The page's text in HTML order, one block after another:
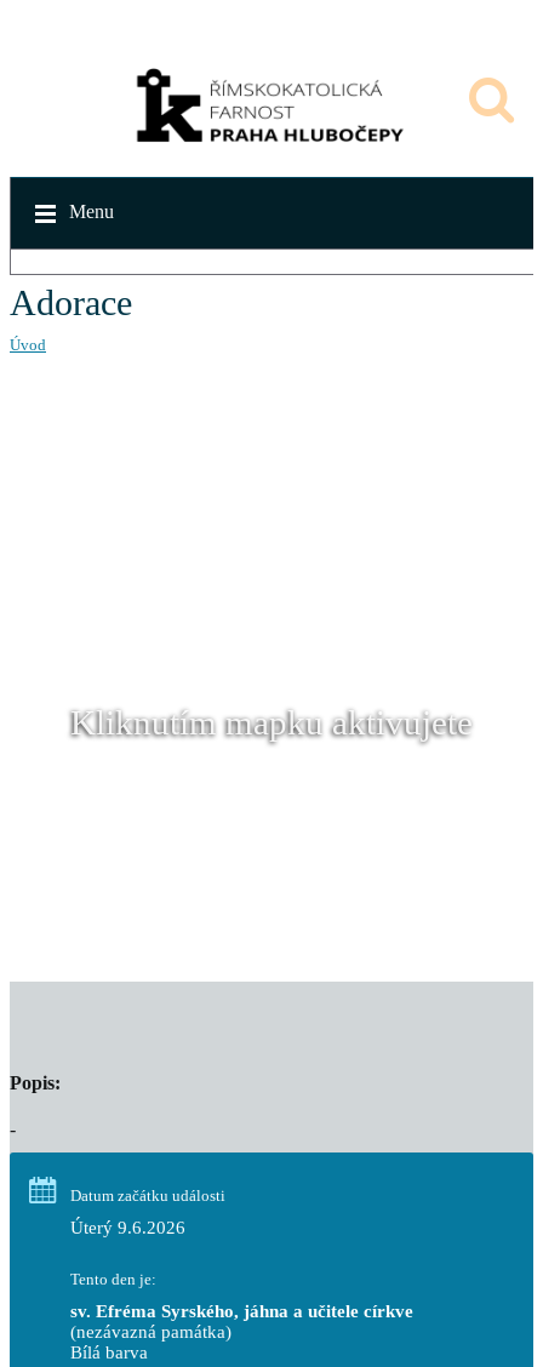
Menu
Adorace
Úvod
Kliknutím mapku aktivujete
Popis:
-
Datum začátku události
Úterý 9.6.2026
Tento den je:
sv. Efréma Syrského, jáhna a učitele církve
(nezávazná památka)
Bílá barva